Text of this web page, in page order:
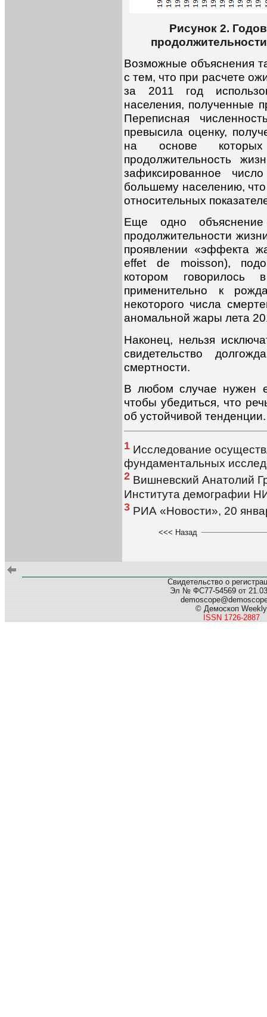
Рисунок 2.
Возможные объяснения
с тем, что при расчете
за 2011 год
населения, полученные
Переписная
превысила оценку,
на основе которых
продолжительность
зафиксированное
большему населению,
относительных
Еще одно
продолжительности
проявлении «эффекта
effet de moisson),
котором
применительно к
некоторого числа
аномальной жары лета
Наконец, нельзя
свидетельство
смертности.
В любом случае нужен
чтобы убедиться, что
об устойчивой тенденции.
1 Исследование
фундаментальных
2 Вишневский Анатолий
Института демографии
3 РИА «Новости», 20
<<< Назад
Свидетельство о
Эл № ФС77-54569 от
© Демоскоп Weekly
ISSN 1726-2887